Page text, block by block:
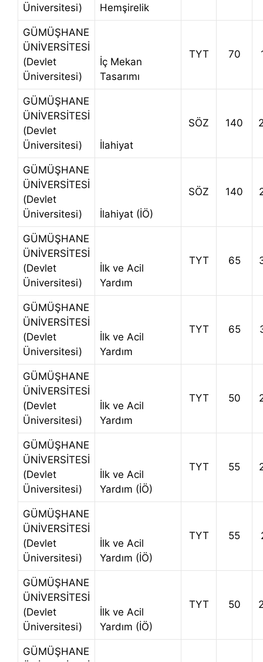
Üniversitesi)
Hemşirelik
GÜMÜŞHANE
ÜNİVERSİTESİ
(Devlet
Üniversitesi)
İç Mekan
Tasarımı
TYT 70
GÜMÜŞHANE
ÜNİVERSİTESİ
(Devlet
Üniversitesi)
İlahiyat
SÖZ 140
GÜMÜŞHANE
ÜNİVERSİTESİ
(Devlet
Üniversitesi)
İlahiyat (İÖ)
SÖZ 140
GÜMÜŞHANE
ÜNİVERSİTESİ
(Devlet
Üniversitesi)
İlk ve Acil
Yardım
TYT 65
GÜMÜŞHANE
ÜNİVERSİTESİ
(Devlet
Üniversitesi)
İlk ve Acil
Yardım
TYT 65
GÜMÜŞHANE
ÜNİVERSİTESİ
(Devlet
Üniversitesi)
İlk ve Acil
Yardım
TYT 50
GÜMÜŞHANE
ÜNİVERSİTESİ
(Devlet
Üniversitesi)
İlk ve Acil
Yardım (İÖ)
TYT 55
GÜMÜŞHANE
ÜNİVERSİTESİ
(Devlet
Üniversitesi)
İlk ve Acil
Yardım (İÖ)
TYT 55
GÜMÜŞHANE
ÜNİVERSİTESİ
(Devlet
Üniversitesi)
İlk ve Acil
Yardım (İÖ)
TYT 50
GÜMÜŞHANE